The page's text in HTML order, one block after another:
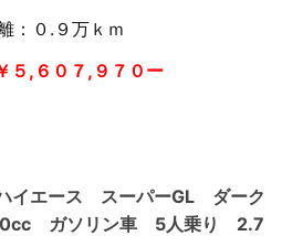
：０.９万ｋｍ
５,６０７,９７０ー
エース スーパーGL ダーク
ガソリン車 5人乗り 2.7